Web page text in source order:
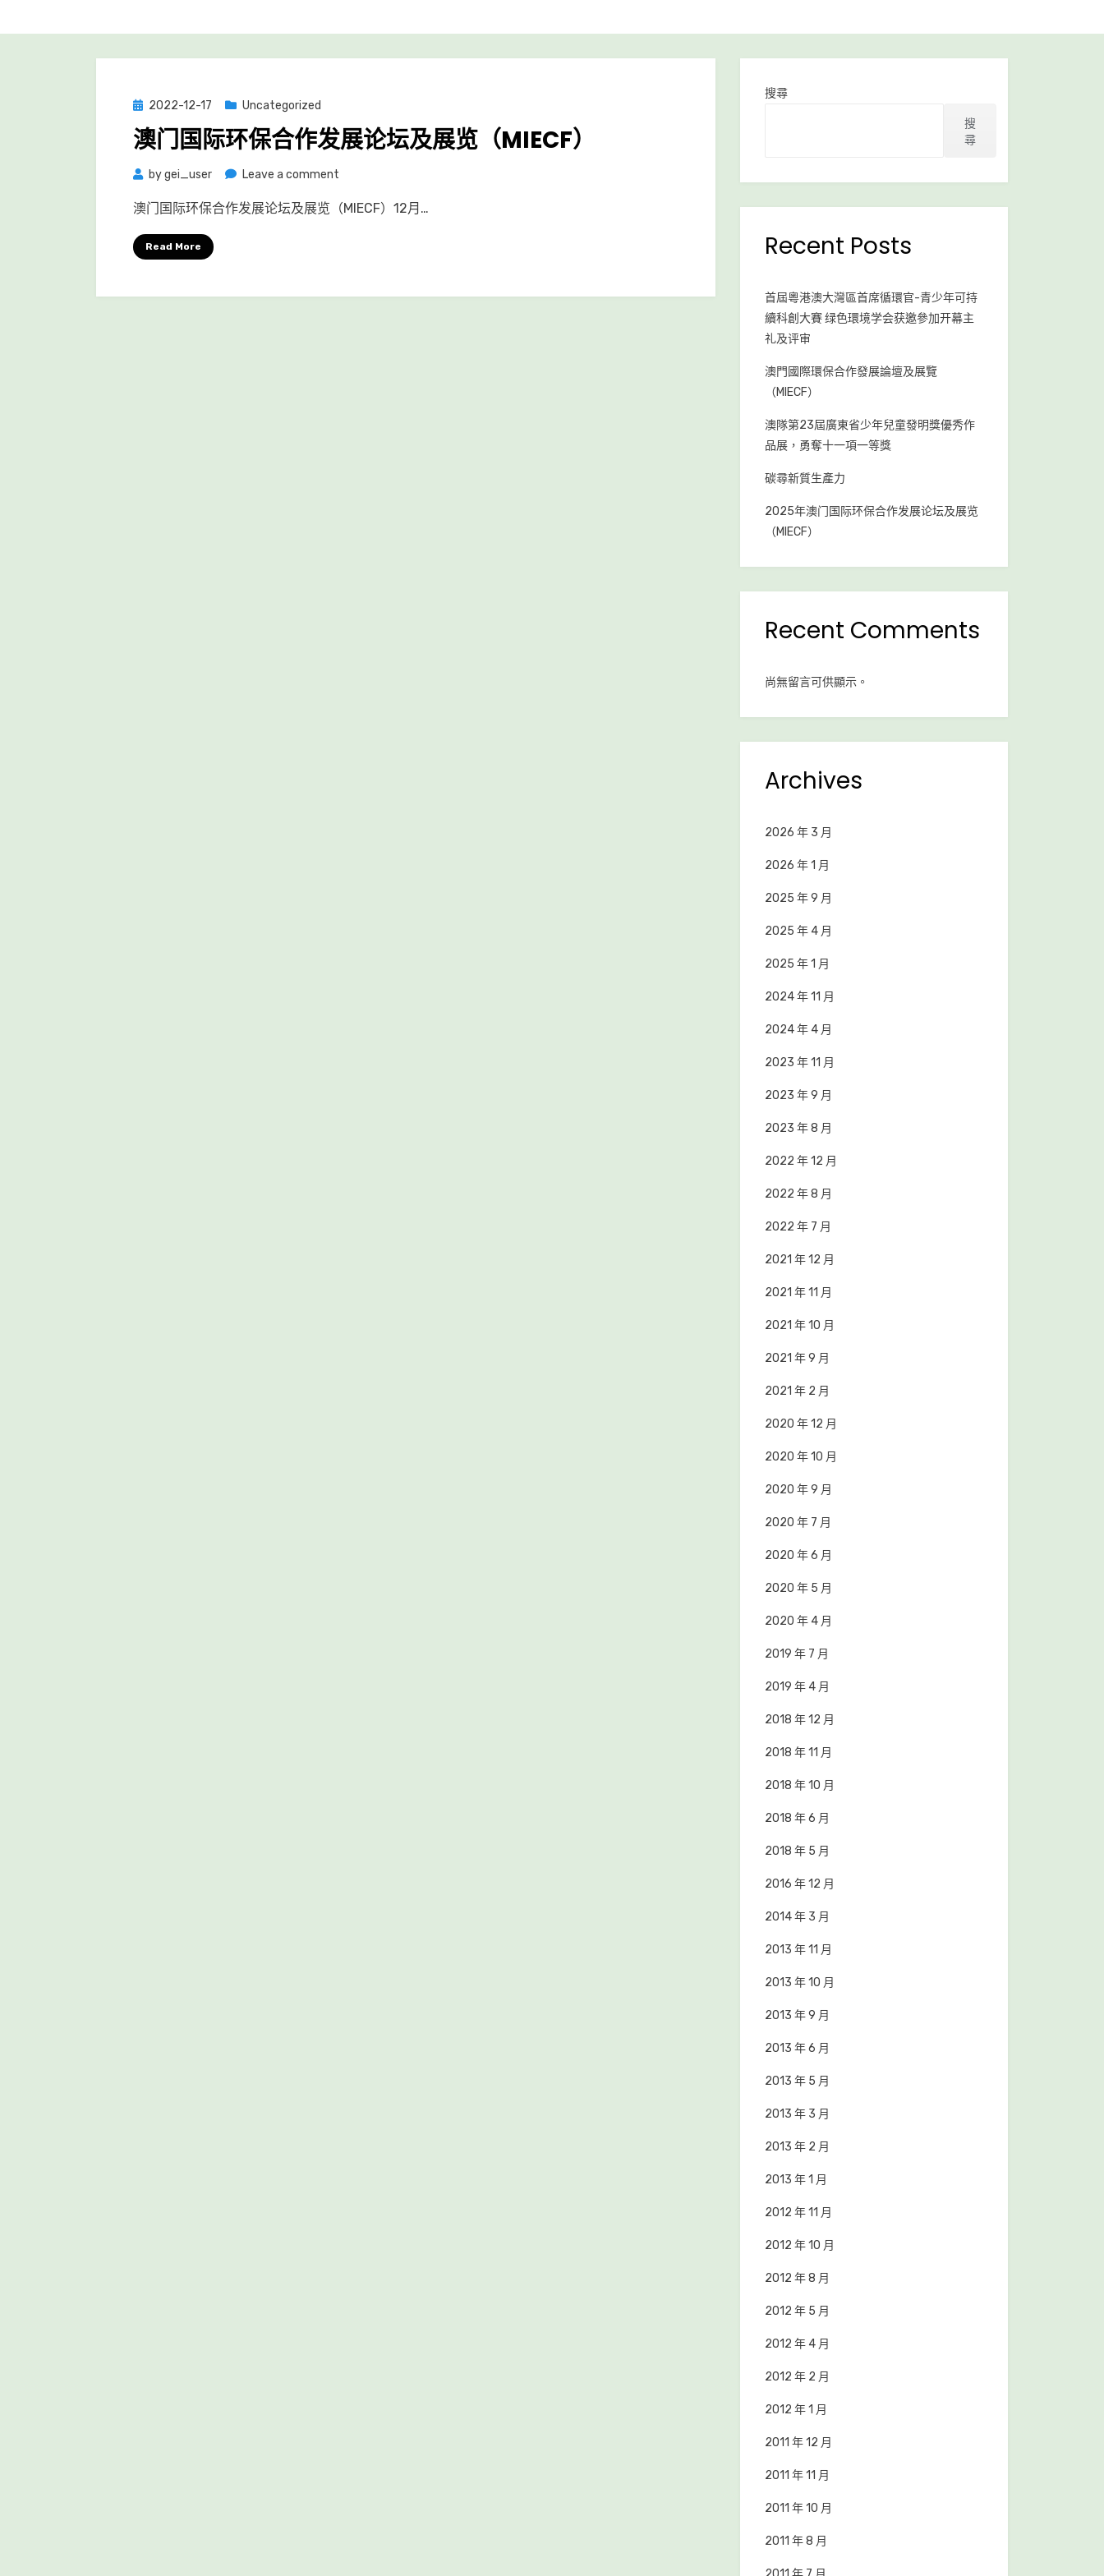
Posted
on
2022-12-17 Uncategorized
澳门国际环保合作发展论坛及展览（MIECF）
bygei_user Leave a comment
门
保
澳门国际环保合作发展论坛及展览（MIECF）12月…
Read More
搜尋
搜
尋
Recent Posts
首屆粵港澳大灣區首席循環官-青少年可持
續科創大賽 绿色環境学会获邀參加开幕主
礼及评审
澳門國際環保合作發展論壇及展覽
（MIECF）
澳隊第23屆廣東省少年兒童發明獎優秀作
品展，勇奪十一項一等獎
碳尋新質生產力
2025年澳门国际环保合作发展论坛及展览
（MIECF）
Recent Comments
尚無留言可供顯示。
Archives
2026 年 3 月
2026 年 1 月
2025 年 9 月
2025 年 4 月
2025 年 1 月
2024 年 11 月
2024 年 4 月
2023 年 11 月
2023 年 9 月
2023 年 8 月
2022 年 12 月
2022 年 8 月
2022 年 7 月
2021 年 12 月
2021 年 11 月
2021 年 10 月
2021 年 9 月
2021 年 2 月
2020 年 12 月
2020 年 10 月
2020 年 9 月
2020 年 7 月
2020 年 6 月
2020 年 5 月
2020 年 4 月
2019 年 7 月
2019 年 4 月
2018 年 12 月
2018 年 11 月
2018 年 10 月
2018 年 6 月
2018 年 5 月
2016 年 12 月
2014 年 3 月
2013 年 11 月
2013 年 10 月
2013 年 9 月
2013 年 6 月
2013 年 5 月
2013 年 3 月
2013 年 2 月
2013 年 1 月
2012 年 11 月
2012 年 10 月
2012 年 8 月
2012 年 5 月
2012 年 4 月
2012 年 2 月
2012 年 1 月
2011 年 12 月
2011 年 11 月
2011 年 10 月
2011 年 8 月